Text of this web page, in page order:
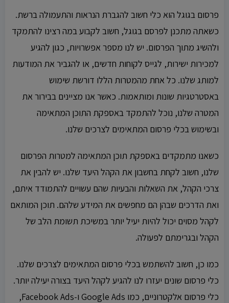
פרסום בגוגל הוא כלי חשוב להגברת הנראות והתעמולה ברשת.
כשאתה מתכנן לפרסם בגוגל, חשוב לקבוע במה רצינו להתמקד
ולהשיג מתוך הפרסום. יש לנו מספר אפשרויות, כגון להגיע
למכירות ישירות, לגייס לקוחות חדשים, או להגביר את המודעות
למותג שלנו. כל אחת מהמטרות הללו דורשת שימוש
באסטרטגיות שונות ומותאמות. כאשר אנו מציינים בבירור את
המטרה שלנו, נוכל להתמקד באספקת התוכן המתאימה
ובשימוש בכלי פרסום המתאימים לצרכים שלנו.
כשאנו מתמקדים באספקת תוכן המתאימה למטרות הפרסום
שלנו, חשוב לקחת בחשבון את הקהל היעד שלנו. יש להבין את
צרכי הקהל, את השאלות והבעיות שהם עשויים להתמודד איתם,
ואת הדרכים שבהן הם מחפשים את המידע שלהם. תוכן המותאם
לקהל מסוים יכול להיות יעיל יותר במשיכת תשומת הלב של
הקהל ובגרימתם לפעולה.
כמו כן, חשוב להשתמש בכלי פרסום המתאימים לצרכים שלנו.
כלי פרסום שונים יעזרו לנו להגיע לקהל היעד בצורה יעילה יותר.
כלי פרסום אלקטרוניים, כמו Google Ads ו-Facebook Ads,